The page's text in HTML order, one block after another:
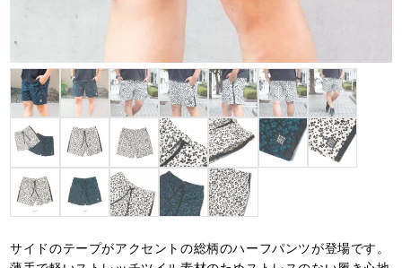
サイドのテープがアクセントの総柄のハーフパンツが登場です。